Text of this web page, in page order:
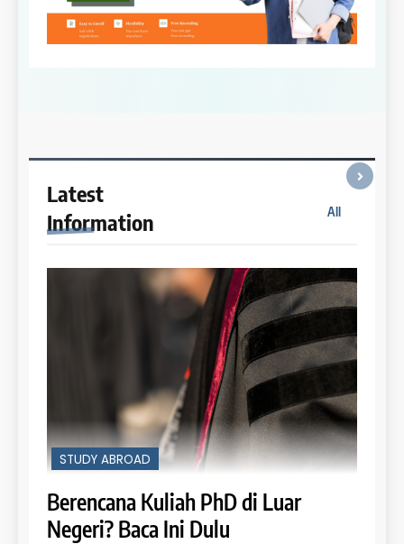
Latest
Information
All
STUDY ABROAD
Berencana Kuliah PhD di Luar
Negeri? Baca Ini Dulu